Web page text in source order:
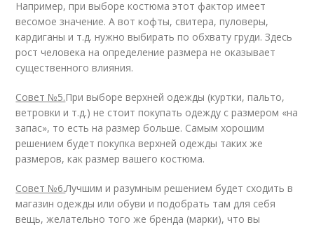
Например, при выборе костюма этот фактор имеет
весомое значение. А вот кофты, свитера, пуловеры,
кардиганы и т.д. нужно выбирать по обхвату груди. Здесь
рост человека на определение размера не оказывает
существенного влияния.
Совет №5.При выборе верхней одежды (куртки, пальто,
ветровки и т.д.) не стоит покупать одежду с размером «на
запас», то есть на размер больше. Самым хорошим
решением будет покупка верхней одежды таких же
размеров, как размер вашего костюма.
Совет №6.Лучшим и разумным решением будет сходить в
магазин одежды или обуви и подобрать там для себя
вещь, желательно того же бренда (марки), что вы